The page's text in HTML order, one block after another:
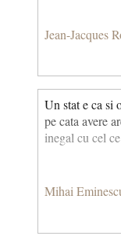
Jean-Jacques
Un stat e ca si
pe cata avere
inegal cu cel
Mihai